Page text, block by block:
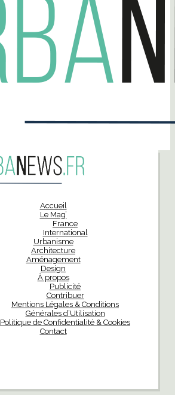
Accueil
Le Mag’
France
International
Urbanisme
Architecture
Aménagement
Design
À propos
Publicité
Contribuer
Mentions Légales & Conditions
Générales d’Utilisation
Politique de Confidentialité & Cookies
Contact